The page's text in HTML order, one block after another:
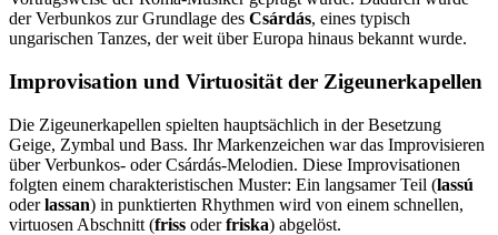
der Verbunkos zur Grundlage des Csárdás, eines typisch
ungarischen Tanzes, der weit über Europa hinaus bekannt wurde.
Improvisation und Virtuosität der Zigeunerkapellen
Die Zigeunerkapellen spielten hauptsächlich in der Besetzung
Geige, Zymbal und Bass. Ihr Markenzeichen war das Improvisieren
über Verbunkos- oder Csárdás-Melodien. Diese Improvisationen
folgten einem charakteristischen Muster: Ein langsamer Teil (lassú
oderlassan) in punktierten Rhythmen wird von einem schnellen,
virtuosen Abschnitt (friss oderfriska) abgelöst.